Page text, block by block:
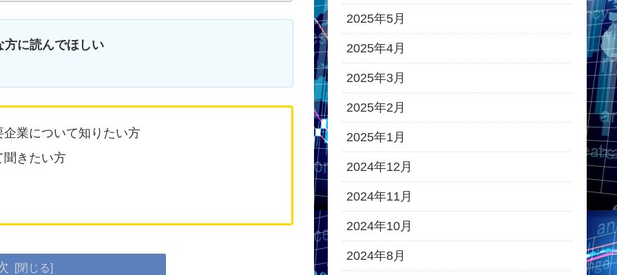
方に読んでほしい
業について知りたい方
聞きたい方
2025年5月
2025年4月
2025年3月
2025年2月
2025年1月
2024年12月
2024年11月
2024年10月
2024年8月